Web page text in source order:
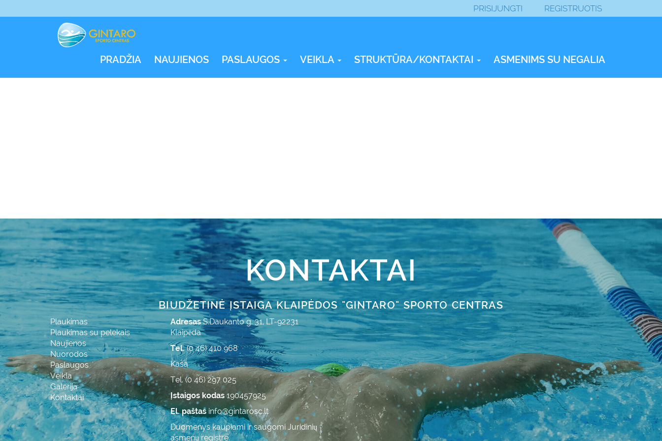
PRISIJUNGTI REGISTRUOTIS
PRADŽIA NAUJIENOS PASLAUGOS VEIKLA STRUKTŪRA/KONTAKTAI ASMENIMS SU NEGALIA
KONTAKTAI
BIUDŽETINĖ ĮSTAIGA KLAIPĖDOS "GINTARO" SPORTO CENTRAS
Plaukimas
Plaukimas su pelekais
Naujienos
Nuorodos
Paslaugos
Veikla
Galerija
Kontaktai
AdresasS.Daukanto g. 31, LT-92231
Klaipėda
Tel.(0 46) 410 968
Kasa
Tel. (0 46) 297 025
Įstaigos kodas190457925
El. paštasinfo@gintarosc.lt
Duomenys kaupiami ir saugomi Juridinių
asmenų registre.